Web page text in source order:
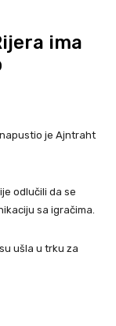
ima
je Ajntraht
odlučili da se
sa igračima.
ušla u trku za